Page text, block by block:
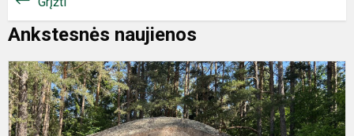
Ankstesnės naujienos